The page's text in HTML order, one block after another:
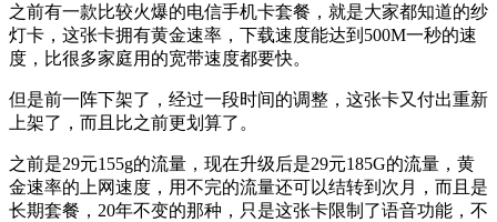
之前有一款比较火爆的电信手机卡套餐，就是大家都知道的纱
灯卡，这张卡拥有黄金速率，下载速度能达到500M一秒的速
度，比很多家庭用的宽带速度都要快。
但是前一阵下架了，经过一段时间的调整，这张卡又付出重新
上架了，而且比之前更划算了。
之前是29元155g的流量，现在升级后是29元185G的流量，黄
金速率的上网速度，用不完的流量还可以结转到次月，而且是
长期套餐，20年不变的那种，只是这张卡限制了语音功能，不